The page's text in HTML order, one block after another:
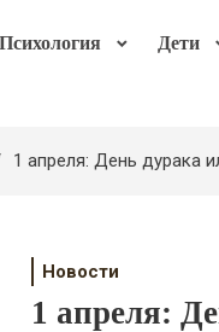
Психология Дети
1 апреля: День дурака
Новости
1 апреля: